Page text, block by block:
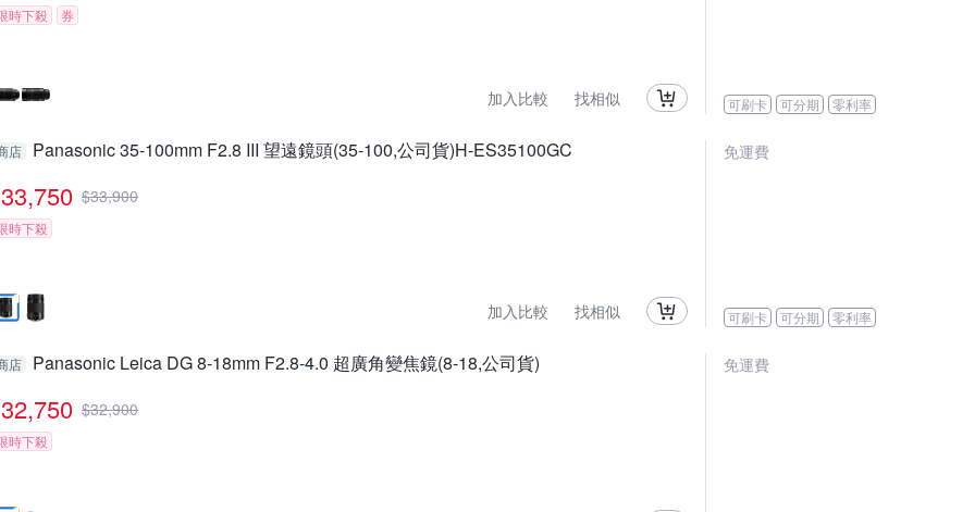
時下殺 券
加入比較 找相似 可刷卡 可分期 零利率
店 Panasonic 35-100mm F2.8 III 望遠鏡頭(35-100,公司貨)H-ES35100GC
33,750 $33,900
時下殺
加入比較 找相似
免運費
可刷卡 可分期 零利率
店 Panasonic Leica DG 8-18mm F2.8-4.0 超廣角變焦鏡(8-18,公司貨)
32,750 $32,900
時下殺
免運費